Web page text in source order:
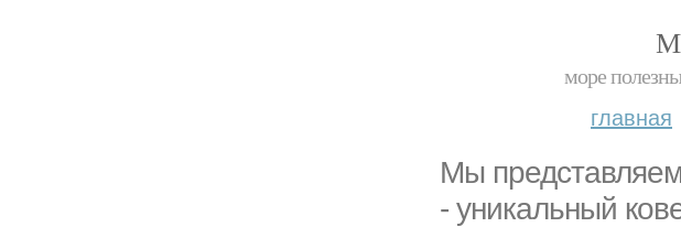
море
главная
Мы
- уникальный